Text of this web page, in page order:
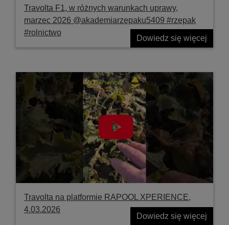
Travolta F1, w różnych warunkach uprawy,
marzec 2026 @akademiarzepaku5409 #rzepak
#rolnictwo
Dowiedz się więcej
Travolta na platformie RAPOOL XPERIENCE,
4.03.2026
Dowiedz się więcej